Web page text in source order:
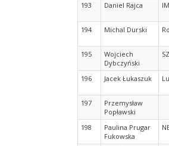
193 Daniel Rajca
194 Michal Durski
195
Wojciech
Dybczyński
196 Jacek Łukaszuk
197
Przemysław
Popławski
198
Paulina Prugar
Fukowska